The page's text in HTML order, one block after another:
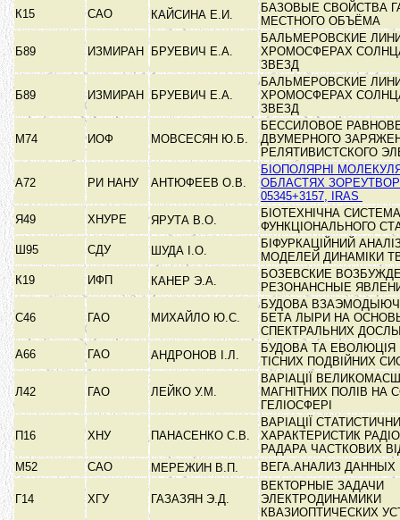
К15
САО КАЙСИНА Е.И.
БАЗОВЫЕ СВОЙСТВА
МЕСТНОГО ОБЪЁМА
Б89 ИЗМИРАН БРУЕВИЧ Е.А.
БАЛЬМЕРОВСКИЕ
ХРОМОСФЕРАХ
ЗВЕЗД
Б89 ИЗМИРАН БРУЕВИЧ Е.А.
БАЛЬМЕРОВСКИЕ
ХРОМОСФЕРАХ
ЗВЕЗД
М74 ИОФ МОВСЕСЯН Ю.Б.
БЕССИЛОВОЕ
ДВУМЕРНОГО
РЕЛЯТИВИСТСКОГО
А72 РИ НАНУ АНТЮФЕЕВ О.В.
БІОПОЛЯРНІ
ОБЛАСТЯХ
05345+3157, IRAS
Я49
ХНУРЕ ЯРУТА В.О.
БІОТЕХНІЧНА
ФУНКЦІОНАЛЬНОГО
Ш95
СДУ ШУДА І.О.
БІФУРКАЦІЙНИЙ
МОДЕЛЕЙ ДИНАМІКИ
К19
ИФП КАНЕР Э.А.
БОЗЕВСКИЕ
РЕЗОНАНСНЫЕ
С46 ГАО МИХАЙЛО Ю.С.
БУДОВА
БЕТА ЛЫРИ НА
СПЕКТРАЛЬНИХ
А66
ГАО АНДРОНОВ І.Л.
БУДОВА ТА ЕВОЛЮЦІЯ
ТІСНИХ ПОДВІЙНИХ
Л42 ГАО ЛЕЙКО У.М.
ВАРІАЦІЇ
МАГНІТНИХ ПОЛІВ НА
ГЕЛІОСФЕРІ
П16 ХНУ ПАНАСЕНКО С.В.
ВАРІАЦІЇ
ХАРАКТЕРИСТИК
РАДАРА ЧАСТКОВИХ
М52
САО МЕРЕЖИН В.П. ВЕГА.АНАЛИЗ
Г14 ХГУ ГАЗАЗЯН Э.Д.
ВЕКТОРНЫЕ ЗАДАЧИ
ЭЛЕКТРОДИНАМИКИ
КВАЗИОПТИЧЕСКИХ